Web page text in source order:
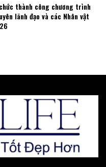
thành công chương trình
lãnh đạo và các Nhân vật